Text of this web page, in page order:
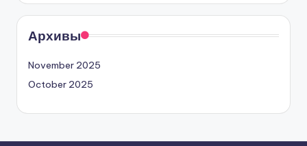
Архивы
November 2025
October 2025